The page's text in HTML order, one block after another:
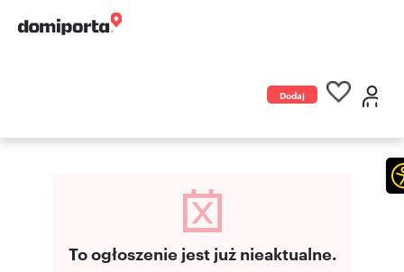
Dodaj
To ogłoszenie jest już nieaktualne.